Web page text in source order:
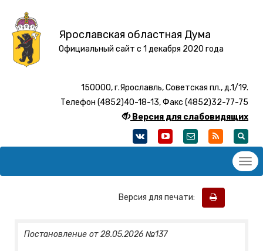
Ярославская областная Дума
Официальный сайт с 1 декабря 2020 года
150000, г.Ярославль, Советская пл., д.1/19.
Телефон (4852)40-18-13, Факс (4852)32-77-75
Версия для слабовидящих
Версия для печати:
Постановление от 28.05.2026 №137